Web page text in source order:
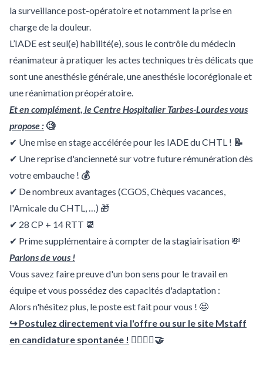
la surveillance post-opératoire et notamment la prise en
charge de la douleur.
L’IADE est seul(e) habilité(e), sous le contrôle du médecin
réanimateur à pratiquer les actes techniques très délicats que
sont une anesthésie générale, une anesthésie locorégionale et
une réanimation préopératoire.
Et en complément, le Centre Hospitalier Tarbes-Lourdes vous
propose : 🧐
✔ Une mise en stage accélérée pour les IADE du CHTL ! 📝
✔ Une reprise d'ancienneté sur votre future rémunération dès
votre embauche ! 💰
✔ De nombreux avantages (CGOS, Chèques vacances,
l'Amicale du CHTL, …) 🎁
✔ 28 CP + 14 RTT 📆
✔ Prime supplémentaire à compter de la stagiairisation 💸
Parlons de vous !
Vous savez faire preuve d'un bon sens pour le travail en
équipe et vous possédez des capacités d'adaptation :
Alors n'hésitez plus, le poste est fait pour vous ! 🤩
↪ Postulez directement via l'offre ou sur le site Mstaff
en candidature spontanée ! 🙋‍♀️🙋‍♂️🤝